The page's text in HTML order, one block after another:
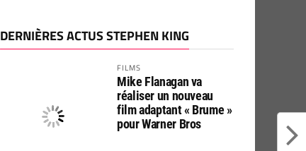
DERNIÈRES ACTUS STEPHEN KING
FILMS
Mike Flanagan va
réaliser un nouveau
film adaptant « Brume »
pour Warner Bros